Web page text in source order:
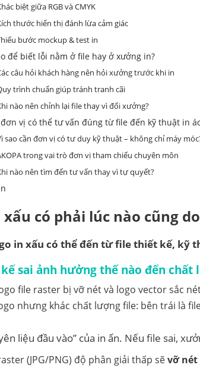
biệt giữa RGB và CMYK
thước hiển thị đánh lừa cảm giác
bước mockup & test in
để biết lỗi nằm ở file hay ở xưởng in?
câu hỏi khách hàng nên hỏi xưởng trước khi in
trình chuẩn giúp tránh tranh cãi
nào nên chỉnh lại file thay vì đổi xưởng?
vị có thể tư vấn đúng từ file đến kỹ thuật in
sao cần đơn vị có tư duy kỹ thuật – không chỉ máy
trong vai trò đơn vị tham chiếu chuyên môn
nào nên tìm đến tư vấn thay vì tự quyết?
xấu có phải lúc nào cũng
in xấu có thể đến từ file thiết kế, kỹ
sai ảnh hưởng thế nào đến chất
nhưng khác chất lượng file: bên trái là
liệu đầu vào” của in ấn. Nếu file sai,
(JPG/PNG) độ phân giải thấp sẽvỡ